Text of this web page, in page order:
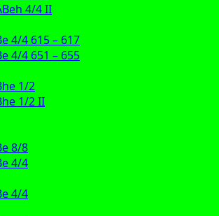
4/4 II
4/4 615 – 617
4/4 651 – 655
1/2
1/2 II
8/8
4/4
4/4